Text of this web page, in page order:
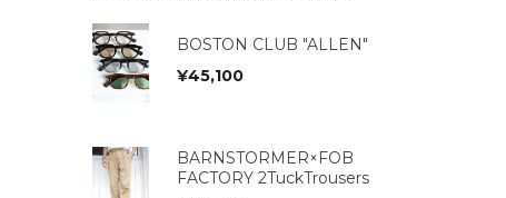
BOSTON CLUB "ALLEN"
¥45,100
BARNSTORMER×FOB
FACTORY 2TuckTrousers